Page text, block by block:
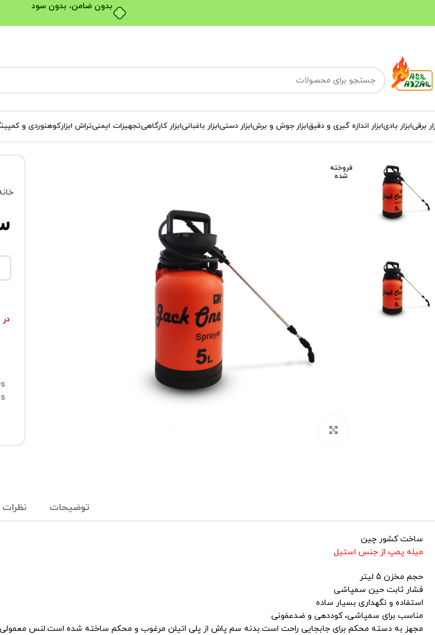
بدون ضامن، بدون سود
برقیابزار بادیابزار اندازه گیری و دقیقابزار جوش و برشابزار دستیابزار باغبانیابزار کارگاهیتجهیزات ایمنیتراش ابزارکوهنوردی و
فروخته
شده
در
توضیحات نظرات
ساخت کشور چین
میله پمپ از جنس استیل
حجم مخزن 5 لیتر
فشار ثابت حین سمپاشی
استفاده و نگهداری بسیار ساده
مناسب برای سمپاشی، کوددهی و ضدعفونی